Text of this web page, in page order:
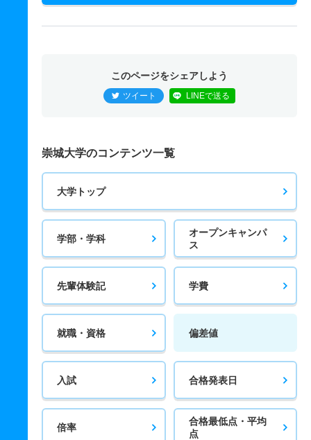
このページをシェアしよう
ツイート LINEで送る
崇城大学のコンテンツ一覧
大学トップ
学部・学科
オープンキャンパ
ス
先輩体験記 学費
就職・資格 偏差値
入試 合格発表日
倍率
合格最低点・平均
点